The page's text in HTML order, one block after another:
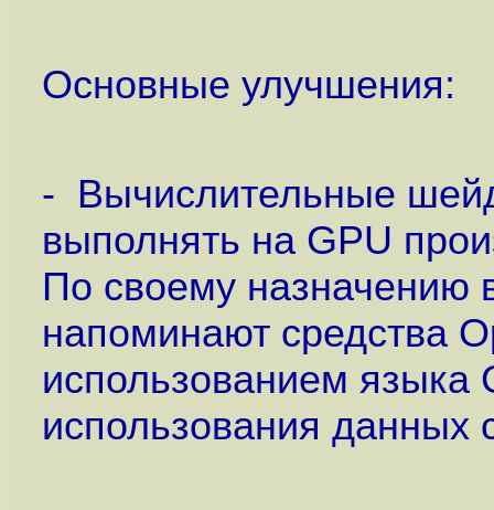
Основные улучшения:
- Вычислительные
выполнять на GPU
По своему
напоминают средства
использованием языка
использования данных